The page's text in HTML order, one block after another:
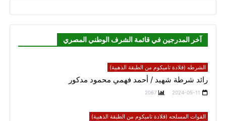
آخر المدرجين في قائمة الشرف الوطني المصري
الشرطه (قلادة تاميكوم من الطبقة الذهبية)
رائد شرطة شهيد / أحمد فهمي محمود مدكور
2024-05-11
2067
القوات المسلحه (قلادة تاميكوم من الطبقة الذهبية)